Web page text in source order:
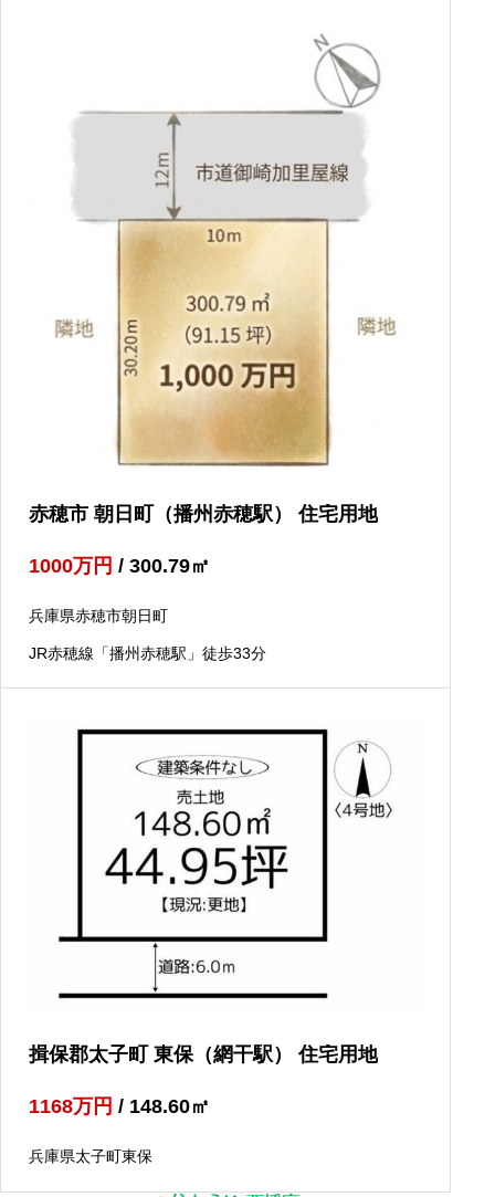
赤穂市 朝日町（播州赤穂駅） 住宅用地
1000万円 / 300.79㎡
兵庫県赤穂市朝日町
JR赤穂線「播州赤穂駅」徒歩33分
揖保郡太子町 東保（網干駅） 住宅用地
1168万円 / 148.60㎡
兵庫県太子町東保